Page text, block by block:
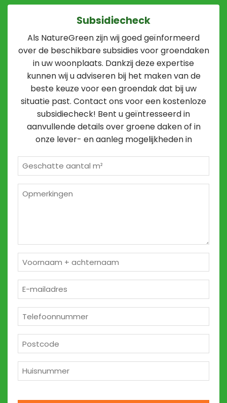
Subsidiecheck
Als NatureGreen zijn wij goed geïnformeerd
over de beschikbare subsidies voor groendaken
in uw woonplaats. Dankzij deze expertise
kunnen wij u adviseren bij het maken van de
beste keuze voor een groendak dat bij uw
situatie past. Contact ons voor een kostenloze
subsidiecheck! Bent u geïntresseerd in
aanvullende details over groene daken of in
onze lever- en aanleg mogelijkheden in
m²
Naam
*
mailadres
*
*
*